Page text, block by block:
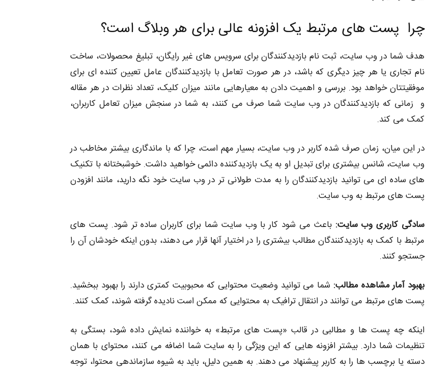
چرا پست های مرتبط یک افزونه عالی برای هر وبلاگ است؟
هدف شما در وب سایت، ثبت نام بازدیدکنندگان برای سرویس های غیر رایگان، تبلیغ محصولات، ساخت
نام تجاری یا هر چیز دیگری که باشد، در هر صورت تعامل با بازدیدکنندگان عامل تعیین کننده ای برای
موفقیتتان خواهد بود. بررسی و اهمیت دادن به معیارهایی مانند میزان کلیک، تعداد نظرات در هر مقاله
و زمانی که بازدیدکنندگان در وب سایت شما صرف می کنند، به شما در سنجش میزان تعامل کاربران،
کمک می کند.
در این میان، زمان صرف شده کاربر در وب سایت، بسیار مهم است، چرا که با ماندگاری بیشتر مخاطب در
وب سایت، شانس بیشتری برای تبدیل او به یک بازدیدکننده دائمی خواهید داشت. خوشبختانه با تکنیک
های ساده ای می توانید بازدیدکنندگان را به مدت طولانی تر در وب سایت خود نگه دارید، مانند افزودن
پست های مرتبط به وب سایت.
سادگی کاربری وب سایت: باعث می شود کار با وب سایت شما برای کاربران ساده تر شود. پست های
مرتبط با کمک به بازدیدکنندگان مطالب بیشتری را در اختیار آنها قرار می دهند، بدون اینکه خودشان آن را
جستجو کنند.
بهبود آمار مشاهده مطالب: شما می توانید وضعیت محتوایی که محبوبیت کمتری دارند را بهبود ببخشید.
پست های مرتبط می توانند در انتقال ترافیک به محتوایی که ممکن است نادیده گرفته شوند، کمک کنند.
اینکه چه پست ها و مطالبی در قالب «پست های مرتبط» به خواننده نمایش داده شود، بستگی به
تنظیمات شما دارد. بیشتر افزونه هایی که این ویژگی را به سایت شما اضافه می کنند، محتوای با همان
دسته یا برچسب ها را به کاربر پیشنهاد می دهند. به همین دلیل، باید به شیوه سازماندهی محتوا، توجه